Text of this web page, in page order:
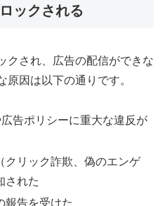
ックされる
クされ、広告の配信ができな
原因は以下の通りです。
告ポリシーに重大な違反が
クリック詐欺、偽のエンゲ
された
報告を受けた